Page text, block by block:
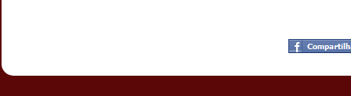
20:15